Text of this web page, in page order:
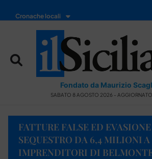
Cronache locali
Fondato da Maurizio
SABATO 8 AGOSTO 2026 - AGGIORNATO
FATTURE FALSE ED
SEQUESTRO DA 6,4 MILIONI A
IMPRENDITORI DI